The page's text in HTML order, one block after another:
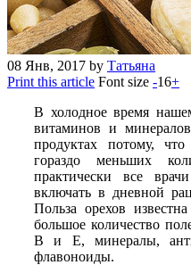
08 Янв, 2017 by Татьяна
Print this article Font size -16+
В холодное время
витаминов и
продуктах потому,
гораздо меньших
практически все
включать в дневной
Польза орехов
большое количество
В и Е, минералы,
флавоноиды.